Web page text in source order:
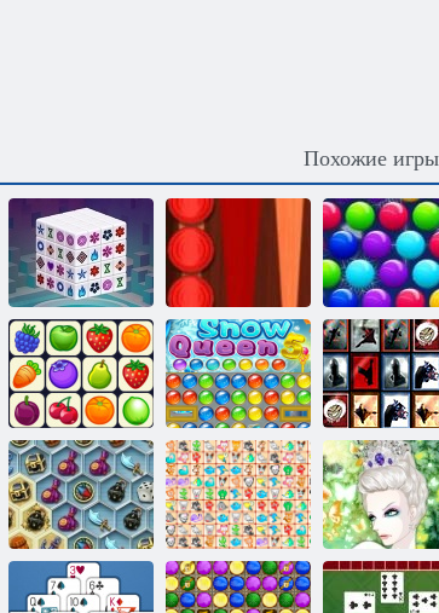
Похожие игры
Mаджонг
дименсионс
Классические
нарды
Рождественский
выпуск:
Забавные
пузыри
Маджонг
Коннект Онет
Снежная
королева 5
Плитка
Сокровища